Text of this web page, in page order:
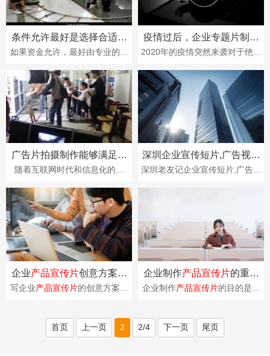
条件允许最好是选择合适的
公司制作产品宣传片视频？
如果资金允许，最好由专业的
因为这些公司也有年轻热情的员
工。他们要么在大···
疫情过后，企业专题片制作
教你做品牌营销如何抢占先
2020年的疫情突然来袭对于绝大
情过后中国经济瞬间来了一个拐
点，这个转折点就···
广告片拍摄制作能够满足不
同行业的营销需求！
随着互联网时代和信息化的发
过去的辉煌，很多客户开始无暇
顾及那些已经令他们···
深圳企业宣传短片,广告视频
拍摄服务机构
深圳老友记企业宣传短片,广告视
企业产品宣传片创意方案怎
么写?
写企业产品宣传片的创意方案需
意方案能够通过独特···
企业制作产品宣传片的重要
性
企业制作产品宣传片的目的是增
望，并在市场竞争中···
首页 上一页 2 2/4 下一页 尾页